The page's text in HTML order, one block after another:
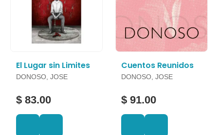
El Lugar sin Limites
DONOSO, JOSE
$ 83.00
Cuentos Reunidos
DONOSO, JOSE
$ 91.00